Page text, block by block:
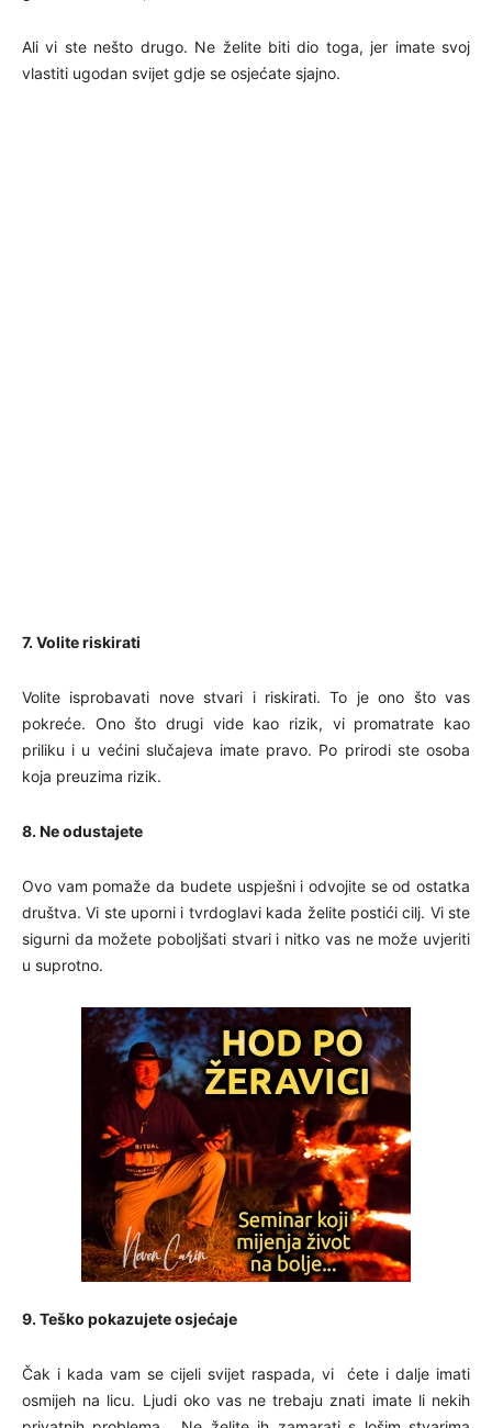
Ali vi ste nešto drugo. Ne želite biti dio toga, jer imate svoj
vlastiti ugodan svijet gdje se osjećate sjajno.
7. Volite riskirati
Volite isprobavati nove stvari i riskirati. To je ono što vas
pokreće. Ono što drugi vide kao rizik, vi promatrate kao
priliku i u većini slučajeva imate pravo. Po prirodi ste osoba
koja preuzima rizik.
8. Ne odustajete
Ovo vam pomaže da budete uspješni i odvojite se od ostatka
društva. Vi ste uporni i tvrdoglavi kada želite postići cilj. Vi ste
sigurni da možete poboljšati stvari i nitko vas ne može uvjeriti
u suprotno.
9. Teško pokazujete osjećaje
Čak i kada vam se cijeli svijet raspada, vi ćete i dalje imati
osmijeh na licu. Ljudi oko vas ne trebaju znati imate li nekih